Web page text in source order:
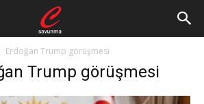
Erdoğan Trump görüşmesi
Trump görüşmesi